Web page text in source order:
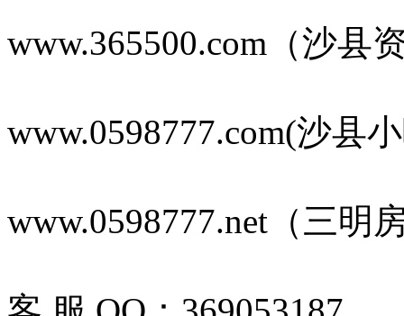
www.365500.com（沙县
www.0598777.com(沙县
www.0598777.net（三明